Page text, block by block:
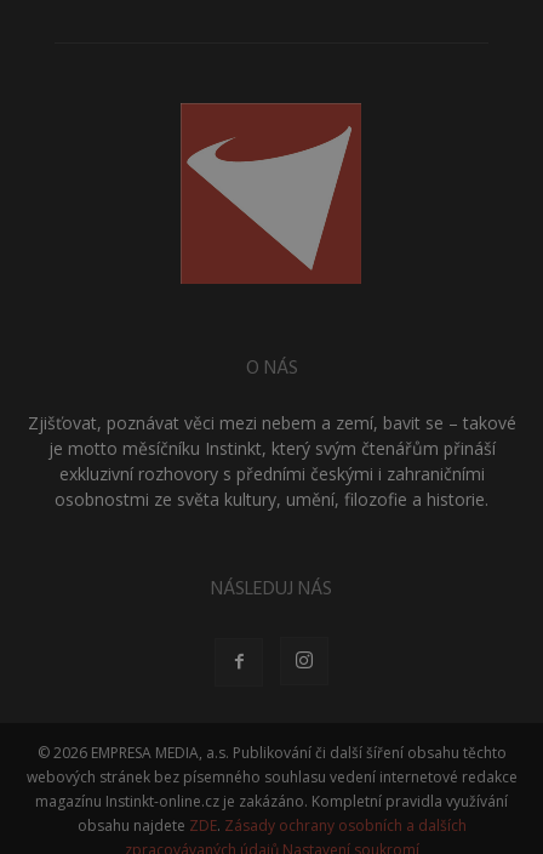
O NÁS
Zjišťovat, poznávat věci mezi nebem a zemí, bavit se – takové
je motto měsíčníku Instinkt, který svým čtenářům přináší
exkluzivní rozhovory s předními českými i zahraničními
osobnostmi ze světa kultury, umění, filozofie a historie.
NÁSLEDUJ NÁS
© 2026 EMPRESA MEDIA, a.s. Publikování či další šíření obsahu těchto
webových stránek bez písemného souhlasu vedení internetové redakce
magazínu Instinkt-online.cz je zakázáno. Kompletní pravidla využívání
obsahu najdete ZDE. Zásady ochrany osobních a dalších
zpracovávaných údajů Nastavení soukromí